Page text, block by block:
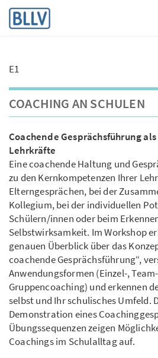
E1
COACHING AN SCHULEN
Coachende Gesprächsführung
Lehrkräfte
Eine coachende Haltung und
zu den Kernkompetenzen Ihrer
Elterngesprächen, bei der
Kollegium, bei der individuellen
Schülern/innen oder beim
Selbstwirksamkeit. Im Workshop
genauen Überblick über das
coachende Gesprächsführung“,
Anwendungsformen (Einzel-,
Gruppencoaching) und erkennen
selbst und Ihr schulisches Umfeld.
Demonstration eines
Übungssequenzen zeigen
Coachings im Schulalltag auf.